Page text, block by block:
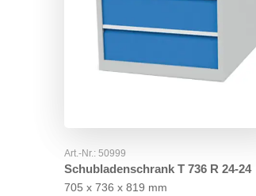
Art.-Nr.:50999
Schubladenschrank T 736 R 24-24
705 x 736 x 819 mm